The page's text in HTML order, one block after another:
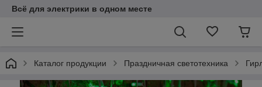
Всё для электрики в одном месте
Каталог продукции Праздничная светотехника